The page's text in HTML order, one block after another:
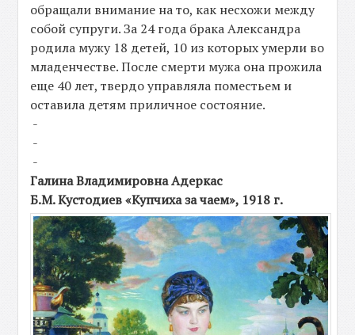
обращали внимание на то, как несхожи между
собой супруги. За 24 года брака Александра
родила мужу 18 детей, 10 из которых умерли во
младенчестве. После смерти мужа она прожила
еще 40 лет, твердо управляла поместьем и
оставила детям приличное состояние.
-
-
-
Галина Владимировна Адеркас
Б.М. Кустодиев «Купчиха за чаем», 1918 г.